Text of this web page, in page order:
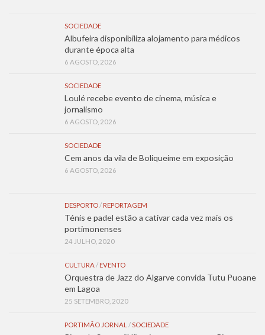
SOCIEDADE
Albufeira disponibiliza alojamento para médicos
durante época alta
6 AGOSTO, 2026
SOCIEDADE
Loulé recebe evento de cinema, música e
jornalismo
6 AGOSTO, 2026
SOCIEDADE
Cem anos da vila de Boliqueime em exposição
6 AGOSTO, 2026
DESPORTO/ REPORTAGEM
Ténis e padel estão a cativar cada vez mais os
portimonenses
24 JULHO, 2020
CULTURA/ EVENTO
Orquestra de Jazz do Algarve convida Tutu Puoane
em Lagoa
25 SETEMBRO, 2020
PORTIMÃO JORNAL /SOCIEDADE